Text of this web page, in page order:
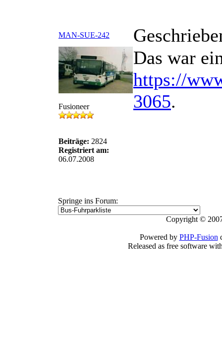
MAN-SUE-242
Fusioneer
Beiträge: 2824
Registriert am:
06.07.2008
Das war
https://
3065.
Springe ins Forum:
Copyright ©
Powered by PHP-Fusion
Released as free software